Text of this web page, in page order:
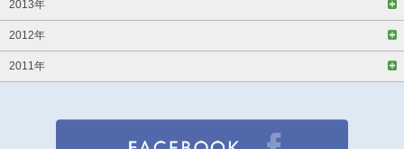
2013年
2012年
2011年